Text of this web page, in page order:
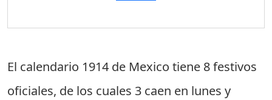
El calendario 1914 de Mexico tiene 8 festivos
oficiales, de los cuales 3 caen en lunes y